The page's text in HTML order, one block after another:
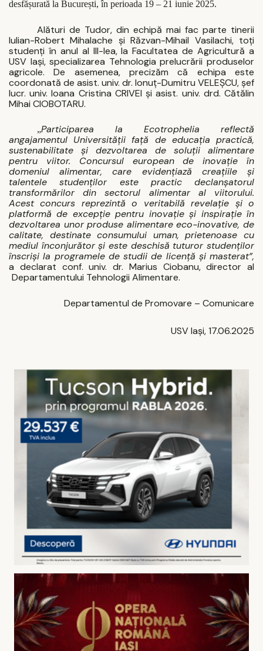
desfășurată la București, în perioada 19 – 21 iunie 2025.
Alături de Tudor, din echipă mai fac parte tinerii
Iulian-Robert Mihalache și Răzvan-Mihail Vasilachi, toți
studenți în anul al III-lea, la Facultatea de Agricultură a
USV Iași, specializarea Tehnologia prelucrării produselor
agricole. De asemenea, precizăm că echipa este
coordonată de asist. univ. dr. Ionuț-Dumitru VELEȘCU, șef
lucr. univ. Ioana Cristina CRIVEI și asist. univ. drd. Cătălin
Mihai CIOBOTARU.
„Participarea la Ecotrophelia reflectă
angajamentul Universității față de educația practică,
sustenabilitate și dezvoltarea de soluții alimentare
pentru viitor. Concursul european de inovație în
domeniul alimentar, care evidențiază creațiile și
talentele studenților este practic declanșatorul
transformărilor din sectorul alimentar al viitorului.
Acest concurs reprezintă o veritabilă revelație și o
platformă de excepție pentru inovație și inspirație în
dezvoltarea unor produse alimentare eco-inovative, de
calitate, destinate consumului uman, prietenoase cu
mediul înconjurător și este deschisă tuturor studenților
înscriși la programele de studii de licență și masterat”,
a declarat conf. univ. dr. Marius Ciobanu, director al
Departamentului Tehnologii Alimentare.
Departamentul de Promovare – Comunicare
USV Iași, 17.06.2025